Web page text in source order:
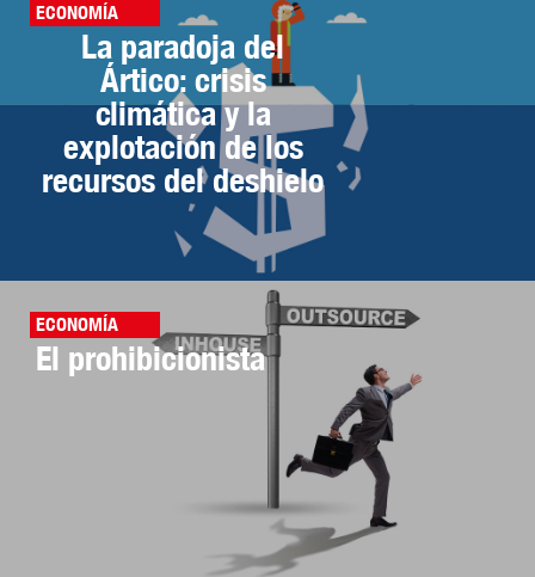
ECONOMÍA
La paradoja del
Ártico: crisis
climática y la
explotación de los
recursos del deshielo
ECONOMÍA
El prohibicionista